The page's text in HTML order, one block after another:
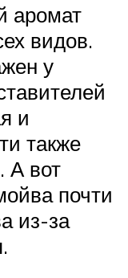
аромат
видов.
у
и
также
А вот
почти
из-за